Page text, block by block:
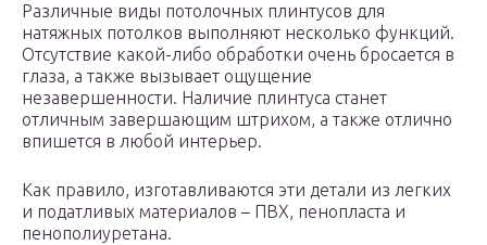
Различные виды потолочных плинтусов для
натяжных потолков выполняют несколько функций.
Отсутствие какой-либо обработки очень бросается в
глаза, а также вызывает ощущение
незавершенности. Наличие плинтуса станет
отличным завершающим штрихом, а также отлично
впишется в любой интерьер.
Как правило, изготавливаются эти детали из легких
и податливых материалов – ПВХ, пенопласта и
пенополиуретана.